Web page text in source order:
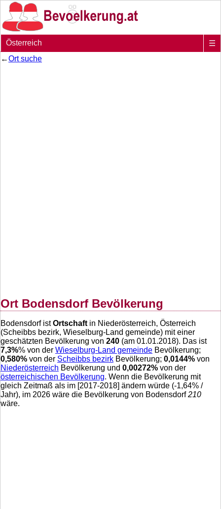
Österreich
☰
←Ort suche
Ort Bodensdorf Bevölkerung
Bodensdorf istOrtschaft in Niederösterreich, Österreich
(Scheibbs bezirk, Wieselburg-Land gemeinde) mit einer
geschätzten Bevölkerung von 240 (am 01.01.2018). Das ist
7,3%% von der Wieselburg-Land gemeinde Bevölkerung;
0,580% von der Scheibbs bezirk Bevölkerung; 0,0144% von
Niederösterreich Bevölkerung und 0,00272% von der
österreichischen Bevölkerung. Wenn die Bevölkerung mit
gleich Zeitmaß als im [2017-2018] ändern würde (-1,64% /
Jahr), im 2026 wäre die Bevölkerung von Bodensdorf210
wäre.